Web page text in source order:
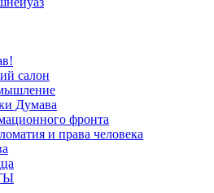
салон
Думава
фронта
и права человека